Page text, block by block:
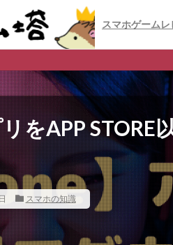
スマホゲーム
※購入先、ダウンロードへの
をAPP STORE
スマホの知識